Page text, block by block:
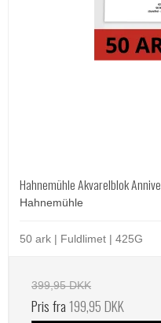
Hahnemühle Akvarelblok
Hahnemühle
50 ark | Fuldlimet | 425G
399,95 DKK
Pris fra199,95 DKK